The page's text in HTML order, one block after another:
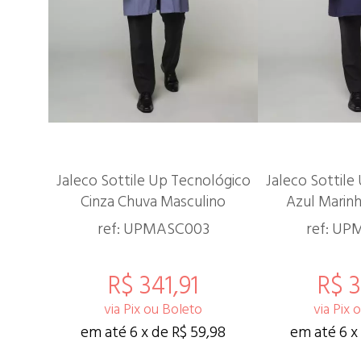
Jaleco Sottile Up Tecnológico
Cinza Chuva Masculino
ref: UPMASC003
R$ 341,91
via Pix ou Boleto
em até 6 x de R$ 59,98
Jaleco Sottile
Azul
ref:
R$
via Pix
em até 6